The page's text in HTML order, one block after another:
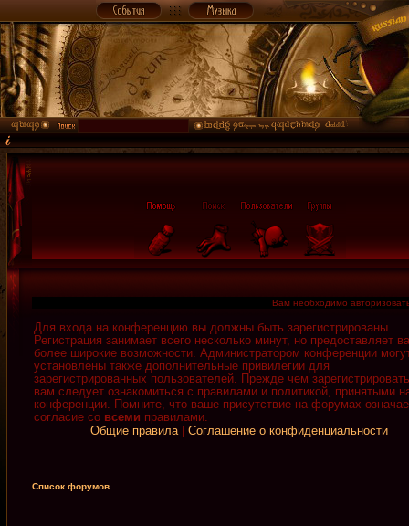
Вам необходимо
Для входа на конференцию вы должны быть зарегистрированы.
Регистрация занимает всего несколько минут, но предоставляет
более широкие возможности. Администратором конференции
установлены также дополнительные привилегии для
зарегистрированных пользователей. Прежде чем
вам следует ознакомиться с правилами и политикой, принятыми
конференции. Помните, что ваше присутствие на форумах
согласие со всеми правилами.
Общие правила| Соглашение о конфиденциальности
Список форумов